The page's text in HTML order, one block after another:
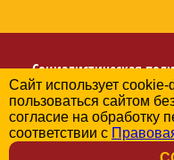
Социалистическая
Региональное
Политика в отношении
Сайт использует
пользоваться сайтом
согласие на обработку
соответствии с